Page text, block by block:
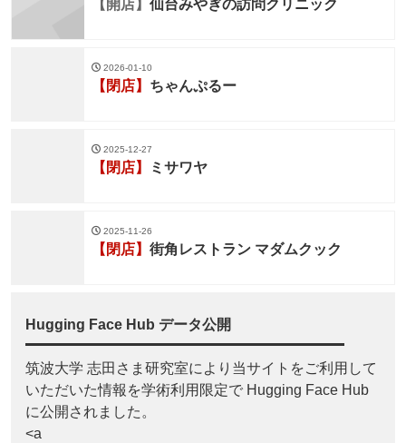
【開店】 仙台みやぎの訪問クリニック
2026-01-10
【閉店】 ちゃんぷるー
2025-12-27
【閉店】 ミサワヤ
2025-11-26
【閉店】 街角レストラン マダムクック
Hugging Face Hub データ公開
筑波大学 志田さま研究室により当サイトをご利用して
いただいた情報を学術利用限定で Hugging Face Hub
に公開されました。
<a